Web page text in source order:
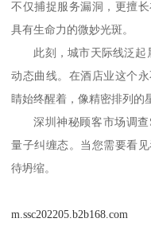
不仅捕捉服务漏洞，更擅
具有生命力的微妙光斑。
此刻，城市天际线泛
动态曲线。在酒店业这个永
睛始终醒着，像精密排列的
深圳神秘顾客市场调查
量子纠缠态。当您需要看
待坍缩。
m.ssc202205.b2b168.com